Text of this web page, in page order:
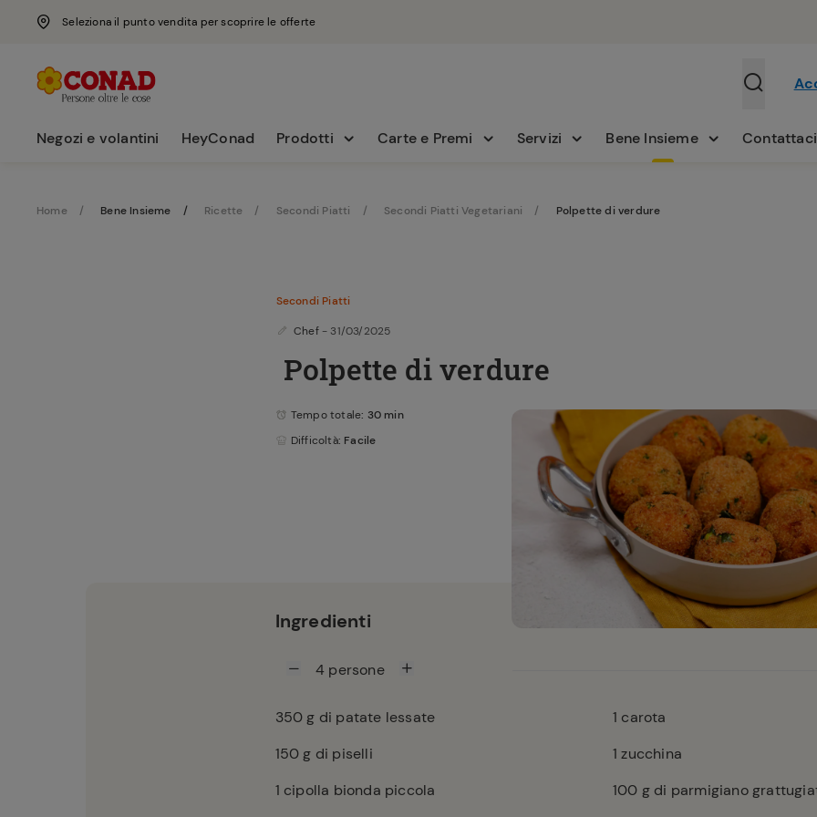
Seleziona il punto vendita per scoprire le offerte
Negozi e volantini HeyConad Prodotti Carte e Premi Servizi Bene Insieme Contattaci
Home Bene Insieme Ricette Secondi Piatti Secondi Piatti Vegetariani Polpette di verdure
Secondi Piatti
Chef - 31/03/2025
Polpette di verdure
Tempo totale: 30 min
Difficoltà: Facile
Ingredienti
4 persone
350g di patate lessate 1 carota
150g di piselli 1 zucchina
1 cipolla bionda piccola 100 g di parmigiano